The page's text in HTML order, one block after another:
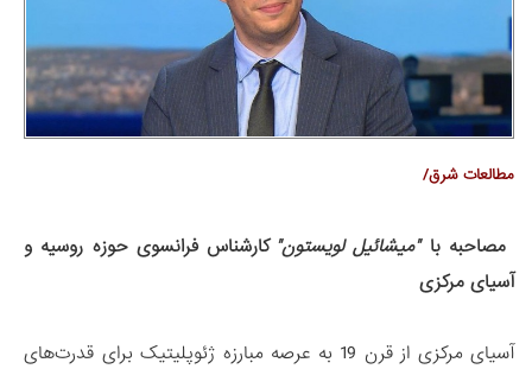
مطالعات شرق/
مصاحبه با"میشائیل لویستون" کارشناس فرانسوی حوزه روسیه و
آسیای مرکزی
آسیای مرکزی از قرن 19 به عرصه مبارزه ژئوپلیتیک برای قدرت‌های